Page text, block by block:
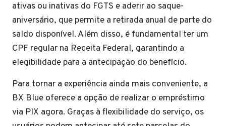
ativas ou inativas do FGTS e aderir ao saque-
aniversário, que permite a retirada anual de parte do
saldo disponível. Além disso, é fundamental ter um
CPF regular na Receita Federal, garantindo a
elegibilidade para a antecipação do benefício.
Para tornar a experiência ainda mais conveniente, a
BX Blue oferece a opção de realizar o empréstimo
via PIX agora. Graças à flexibilidade do serviço, os